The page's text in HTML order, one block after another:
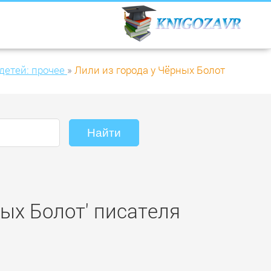
прочее » Лили из города у Чёрных Болот
Болот' писателя